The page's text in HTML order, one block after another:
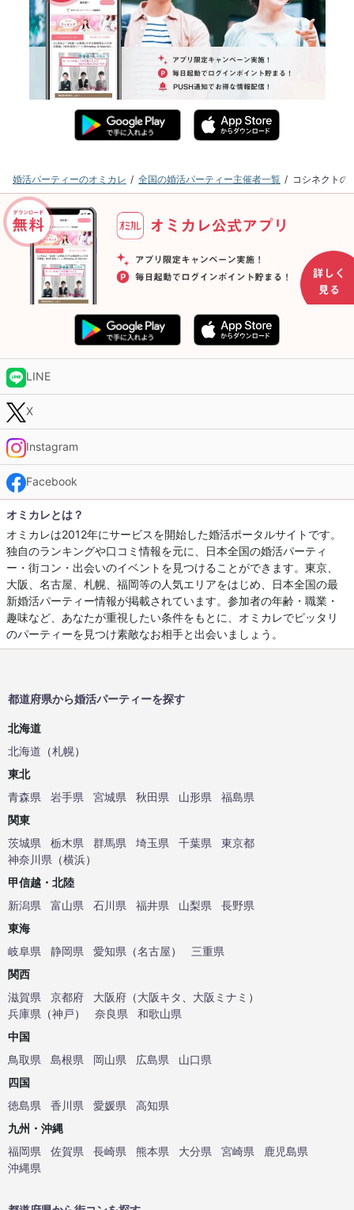
婚活パーティーのオミカレ 全国の婚活パーティー主催者一覧 コシネクトの
LINE
X
Instagram
Facebook
オミカレとは？
オミカレは2012年にサービスを開始した婚活ポータルサイトです。
独自のランキングや口コミ情報を元に、日本全国の婚活パーティ
ー・街コン・出会いのイベントを見つけることができます。東京、
大阪、名古屋、札幌、福岡等の人気エリアをはじめ、日本全国の最
新婚活パーティー情報が掲載されています。参加者の年齢・職業・
趣味など、あなたが重視したい条件をもとに、オミカレでピッタリ
のパーティーを見つけ素敵なお相手と出会いましょう。
都道府県から婚活パーティーを探す
北海道
北海道 （札幌）
東北
青森県
岩手県 宮城県 秋田県 山形県
福島県
関東
茨城県
栃木県 群馬県 埼玉県 千葉県
東京都
神奈川県 （横浜）
甲信越・北陸
新潟県
富山県 石川県 福井県 山梨県
長野県
東海
岐阜県
静岡県 愛知県 （名古屋）
三重県
関西
滋賀県
京都府 大阪府 （大阪キタ 大阪ミナミ ）
兵庫県 （神戸） 奈良県
和歌山県
中国
鳥取県
島根県 岡山県 広島県
山口県
四国
徳島県
香川県 愛媛県
高知県
九州・沖縄
福岡県
佐賀県 長崎県 熊本県 大分県 宮崎県
鹿児島県
沖縄県